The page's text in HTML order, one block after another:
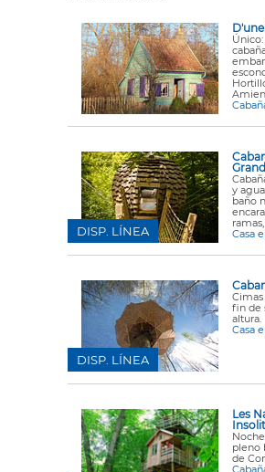
y
baño
Casa
DISP. LÍNEA
fin de
altura.
Casa
DISP. LÍNEA
Les
pleno
de